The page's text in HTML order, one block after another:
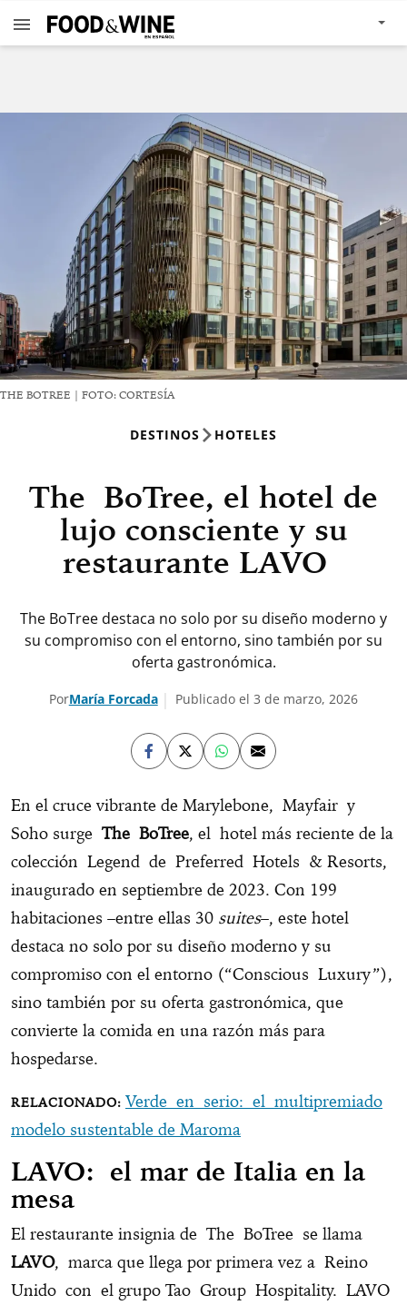
THE BOTREE | FOTO: CORTESÍA
DESTINOS HOTELES
The BoTree, el hotel de
lujo consciente y su
restaurante LAVO
The BoTree destaca no solo por su diseño moderno y
su compromiso con el entorno, sino también por su
oferta gastronómica.
PorMaría Forcada Publicado el 3 de marzo, 2026
En el cruce vibrante de Marylebone, Mayfair y
Soho surgeThe BoTree, el hotel más reciente de la
colección Legend de Preferred Hotels & Resorts,
inaugurado en septiembre de 2023. Con 199
habitaciones –entre ellas 30 suites–, este hotel
destaca no solo por su diseño moderno y su
compromiso con el entorno (“Conscious Luxury”),
sino también por su oferta gastronómica, que
convierte la comida en una razón más para
hospedarse.
Verde en serio: el multipremiado
modelo sustentable de Maroma
LAVO: el mar de Italia en la
mesa
El restaurante insignia de The BoTree se llama
LAVO, marca que llega por primera vez a Reino
Unido con el grupo Tao Group Hospitality. LAVO